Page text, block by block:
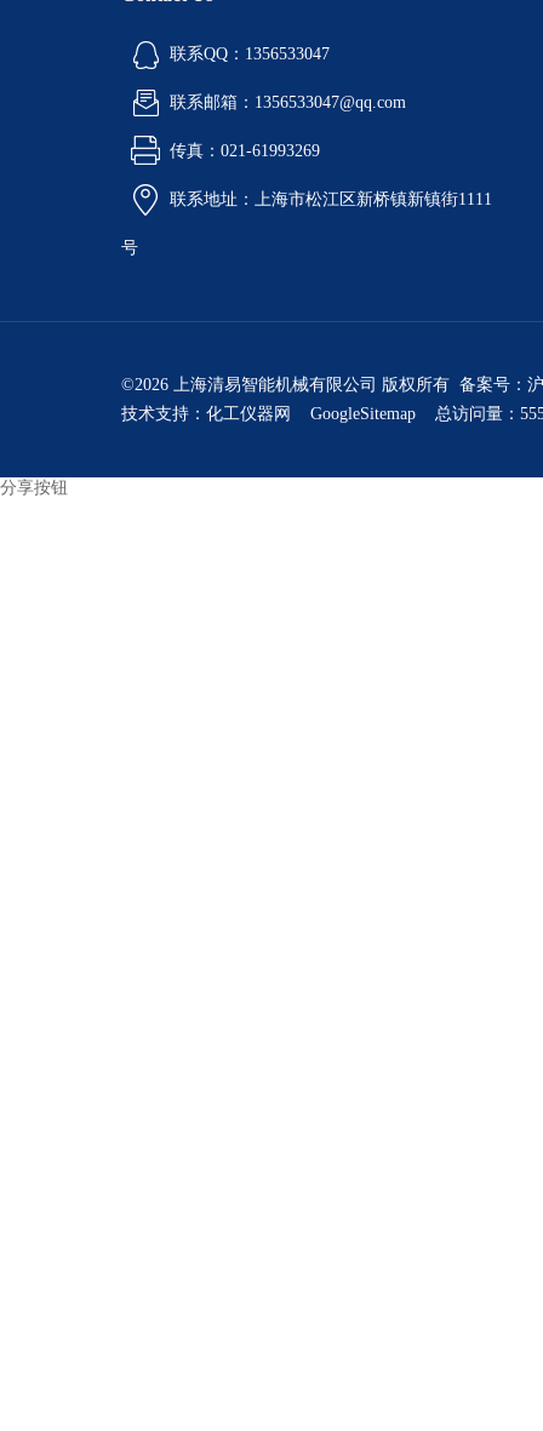
联系QQ：1356533047
联系邮箱：1356533047@qq.com
传真：021-61993269
联系地址：上海市松江区新桥镇新镇街1111
号
©2026 上海清易智能机械有限公司 版权所有 备案号：
技术支持： 化工仪器网 GoogleSitemap 总访问量：
分享按钮